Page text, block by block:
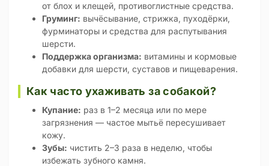
от блох и клещей, противоглистные средства.
Груминг: вычёсывание, стрижка, пуходёрки,
фурминаторы и средства для распутывания
шерсти.
Поддержка организма: витамины и кормовые
добавки для шерсти, суставов и пищеварения.
Как часто ухаживать за собакой?
Купание: раз в 1–2 месяца или по мере
загрязнения — частое мытьё пересушивает
кожу.
Зубы: чистить 2–3 раза в неделю, чтобы
избежать зубного камня.